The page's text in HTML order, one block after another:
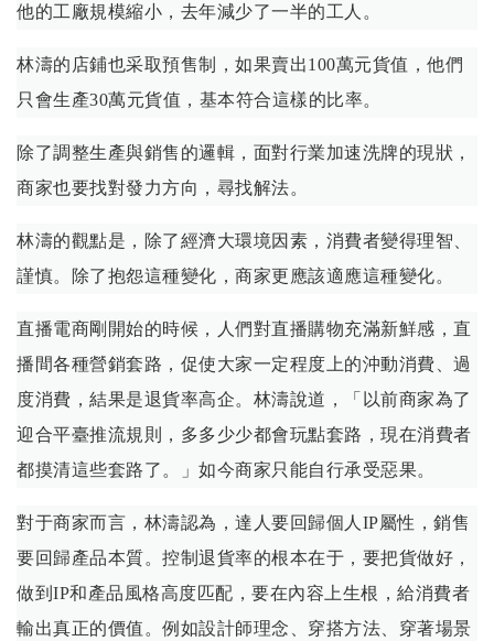
他的工廠規模縮小，去年減少了一半的工人。
林濤的店鋪也采取預售制，如果賣出100萬元貨值，他們
只會生產30萬元貨值，基本符合這樣的比率。
除了調整生產與銷售的邏輯，面對行業加速洗牌的現狀，
商家也要找對發力方向，尋找解法。
林濤的觀點是，除了經濟大環境因素，消費者變得理智、
謹慎。除了抱怨這種變化，商家更應該適應這種變化。
直播電商剛開始的時候，人們對直播購物充滿新鮮感，直
播間各種營銷套路，促使大家一定程度上的沖動消費、過
度消費，結果是退貨率高企。林濤說道，「以前商家為了
迎合平臺推流規則，多多少少都會玩點套路，現在消費者
都摸清這些套路了。」如今商家只能自行承受惡果。
對于商家而言，林濤認為，達人要回歸個人IP屬性，銷售
要回歸產品本質。控制退貨率的根本在于，要把貨做好，
做到IP和產品風格高度匹配，要在內容上生根，給消費者
輸出真正的價值。例如設計師理念、穿搭方法、穿著場景